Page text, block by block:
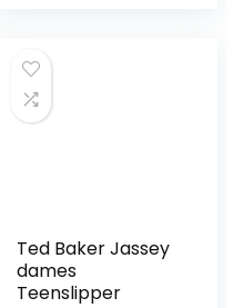
Ted Baker Jassey
dames
Teenslipper